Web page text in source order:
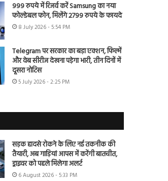
999 रुपये में रिजर्व करें Samsung का नया
फोल्डेबल फोन, मिलेंगे 2799 रुपये के फायदे
8 July 2026 - 5:54 PM
Telegram पर सरकार का बड़ा एक्शन, फिल्में
और वेब सीरीज देखना पड़ेगा भारी, तीन दिनों में
दूसरा नोटिस
5 July 2026 - 2:25 PM
सड़क हादसे रोकने के लिए नई तकनीक की
तैयारी, अब गाड़ियां आपस में करेंगी बातचीत,
ड्राइवर को पहले मिलेगा अलर्ट
6 August 2026 - 5:33 PM